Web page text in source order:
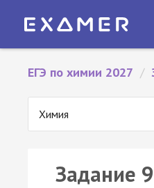
ЕГЭ по химии 2027 /
Химия
Задание